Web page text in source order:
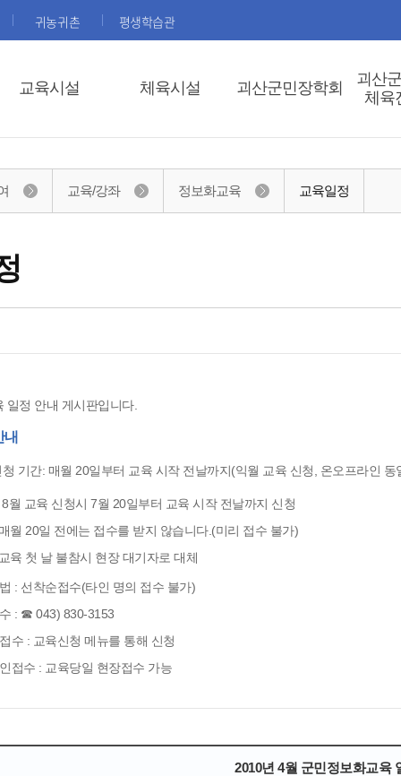
귀농귀촌 평생학습관
교육시설 체육시설 괴산군민장학회
괴산
체육
교육/강좌 정보화교육 교육일정
일정 안내 게시판입니다.
내
청 기간: 매월 20일부터 교육 시작 전날까지(익월 교육 신청, 온오프라인 동
8월 교육 신청시 7월 20일부터 교육 시작 전날까지 신청
월 20일 전에는 접수를 받지 않습니다.(미리 접수 불가)
육 첫 날 불참시 현장 대기자로 대체
: 선착순접수(타인 명의 접수 불가)
: ☎ 043) 830-3153
수 : 교육신청 메뉴를 통해 신청
접수 : 교육당일 현장접수 가능
2010년 4월 군민정보화교육